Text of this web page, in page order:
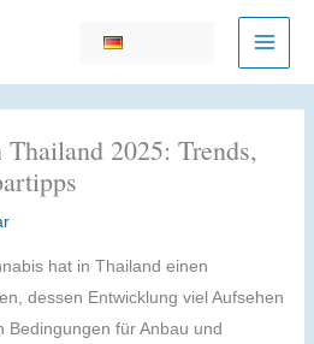
2025: Trends,
hat in Thailand einen
dessen Entwicklung viel Aufsehen
Bedingungen für Anbau und